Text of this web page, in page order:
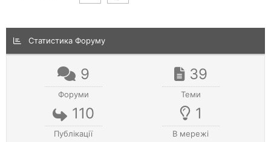
Статистика Форуму
9
Форуми
39
Теми
110
Публікації
1
В мережі